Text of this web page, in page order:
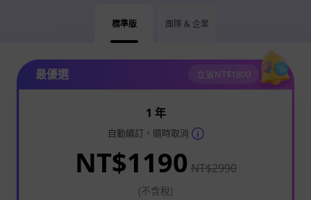
標準版 團隊 & 企業
最優選 立省NT$1800
1 年
自動續訂，隨時取消
NT$1190 NT$2990
(不含稅)